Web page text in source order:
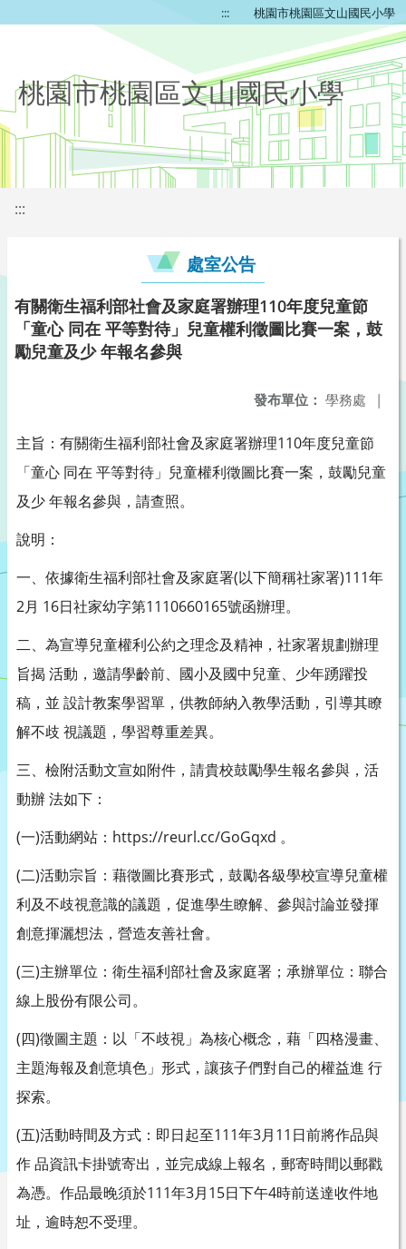
::: 桃園市桃園區文山國民小學
桃園市桃園區文山國民小學
:::
處室公告
有關衛生福利部社會及家庭署辦理110年度兒童節
「童心 同在 平等對待」兒童權利徵圖比賽一案，鼓
勵兒童及少 年報名參與
發布單位： 學務處 |
主旨：有關衛生福利部社會及家庭署辦理110年度兒童節
「童心 同在 平等對待」兒童權利徵圖比賽一案，鼓勵兒童
及少 年報名參與，請查照。
說明：
一、依據衛生福利部社會及家庭署(以下簡稱社家署)111年
2月 16日社家幼字第1110660165號函辦理。
二、為宣導兒童權利公約之理念及精神，社家署規劃辦理
旨揭 活動，邀請學齡前、國小及國中兒童、少年踴躍投
稿，並 設計教案學習單，供教師納入教學活動，引導其瞭
解不歧 視議題，學習尊重差異。
三、檢附活動文宣如附件，請貴校鼓勵學生報名參與，活
動辦 法如下：
(一)活動網站：https://reurl.cc/GoGqxd 。
(二)活動宗旨：藉徵圖比賽形式，鼓勵各級學校宣導兒童權
利及不歧視意識的議題，促進學生瞭解、參與討論並發揮
創意揮灑想法，營造友善社會。
(三)主辦單位：衛生福利部社會及家庭署；承辦單位：聯合
線上股份有限公司。
(四)徵圖主題：以「不歧視」為核心概念，藉「四格漫畫、
主題海報及創意填色」形式，讓孩子們對自己的權益進 行
探索。
(五)活動時間及方式：即日起至111年3月11日前將作品與
作 品資訊卡掛號寄出，並完成線上報名，郵寄時間以郵戳
為憑。作品最晚須於111年3月15日下午4時前送達收件地
址，逾時恕不受理。